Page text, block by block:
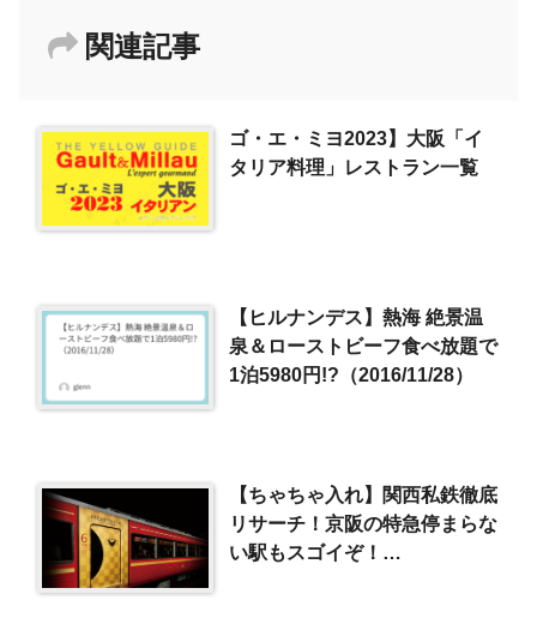
関連記事
ゴ・エ・ミヨ2023】大阪「イ
タリア料理」レストラン一覧
【ヒルナンデス】熱海 絶景温
泉＆ローストビーフ食べ放題で
1泊5980円!?（2016/11/28）
【ちゃちゃ入れ】関西私鉄徹底
リサーチ！京阪の特急停まらな
い駅もスゴイぞ！